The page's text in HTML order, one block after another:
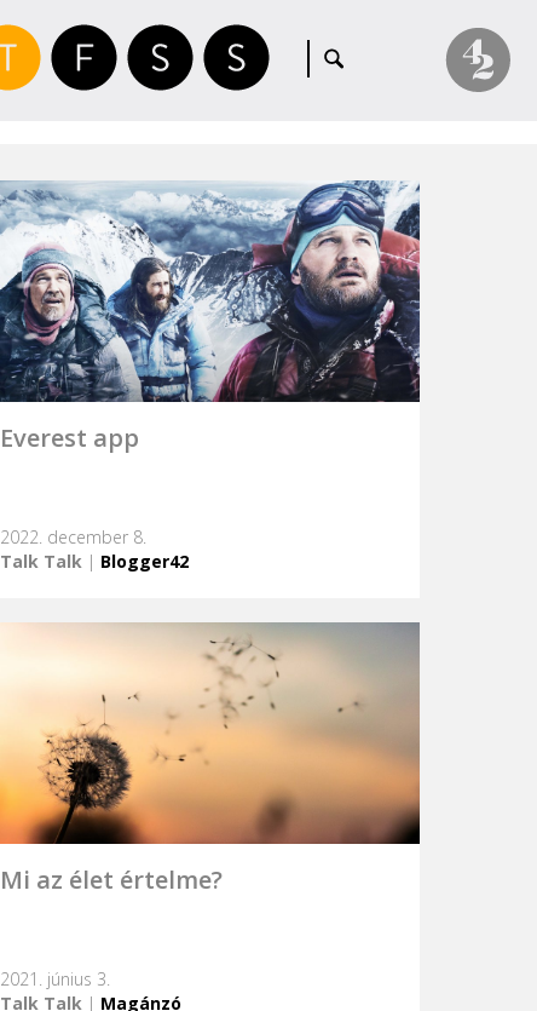
Everest app
2022. december 8.
Talk Talk | Blogger42
Mi az élet értelme?
2021. június 3.
Talk Talk | Magánzó